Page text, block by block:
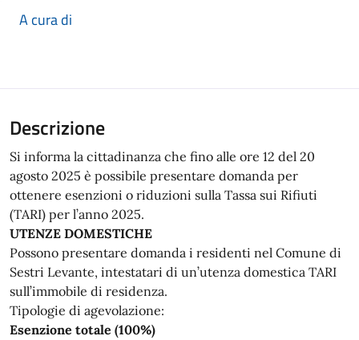
A cura di
Descrizione
Si informa la cittadinanza che fino alle ore 12 del 20
agosto 2025 è possibile presentare domanda per
ottenere esenzioni o riduzioni sulla Tassa sui Rifiuti
(TARI) per l’anno 2025.
UTENZE DOMESTICHE
Possono presentare domanda i residenti nel Comune di
Sestri Levante, intestatari di un’utenza domestica TARI
sull’immobile di residenza.
Tipologie di agevolazione:
Esenzione totale (100%)